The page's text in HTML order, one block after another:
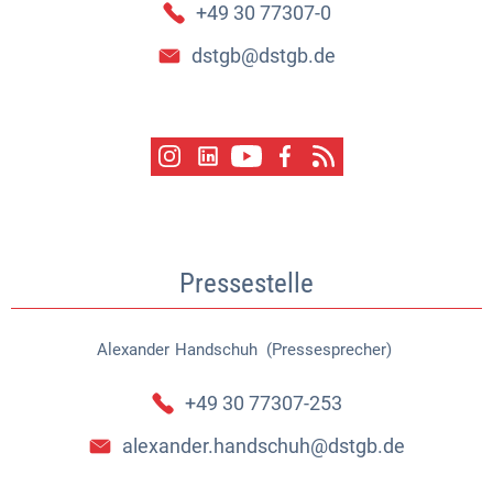
+49 30 77307-0
dstgb@dstgb.de
Pressestelle
Alexander Handschuh (Pressesprecher)
Alexander Handschuh
+49 30 77307-253
alexander.handschuh@dstgb.de